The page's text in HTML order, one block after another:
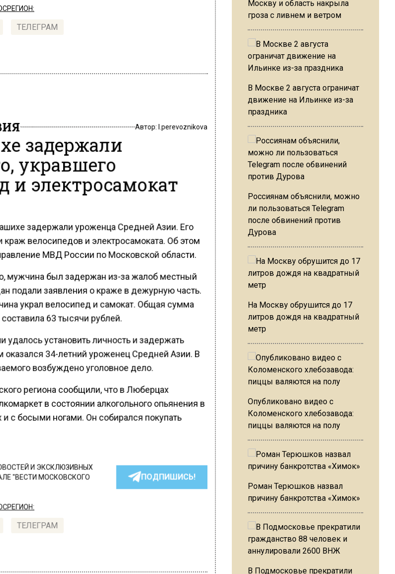
ТЕЛЕГРАМ
Автор:l.perevoznikova
задержали
укравшего
и электросамокат
задержали уроженца Средней Азии. Его
краж велосипедов и электросамоката. Об этом
МВД России по Московской области.
мужчина был задержан из-за жалоб местный
подали заявления о краже в дежурную часть.
украл велосипед и самокат. Общая сумма
63 тысячи рублей.
удалось установить личность и задержать
34-летний уроженец Средней Азии. В
возбуждено уголовное дело.
региона сообщили, что в Люберцах
в состоянии алкогольного опьянения в
и с босыми ногами. Он собирался покупать
И ЭКСКЛЮЗИВНЫХ
"ВЕСТИ МОСКОВСКОГО
ПОДПИШИСЬ!
ТЕЛЕГРАМ
Москву и область накрыла
гроза с ливнем и ветром
В Москве 2 августа ограничат
движение на Ильинке из-за
праздника
Россиянам объяснили, можно
ли пользоваться Telegram
после обвинений против
Дурова
На Москву обрушится до 17
литров дождя на квадратный
метр
Опубликовано видео с
Коломенского хлебозавода:
пиццы валяются на полу
Роман Терюшков назвал
причину банкротства «Химок»
В Подмосковье прекратили